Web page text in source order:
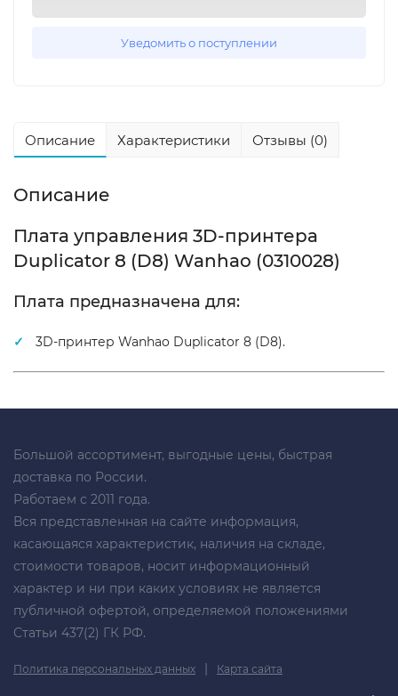
Уведомить о поступлении
Описание Характеристики Отзывы (0)
Описание
Плата управления 3D-принтера
Duplicator 8 (D8) Wanhao (0310028)
Плата предназначена для:
3D-принтер Wanhao Duplicator 8 (D8).
Большой ассортимент, выгодные цены, быстрая
доставка по России.
Работаем с 2011 года.
Вся представленная на сайте информация,
касающаяся характеристик, наличия на складе,
стоимости товаров, носит информационный
характер и ни при каких условиях не является
публичной офертой, определяемой положениями
Статьи 437(2) ГК РФ.
Политика персональных данных | Карта сайта